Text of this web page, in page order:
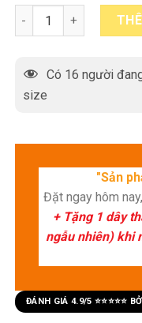
[size 39] Giày lười da
Có 16 người
size
"Sản
Đặt ngay hôm
+ Tặng 1 dây
ngẫu nhiên) khi
ĐÁNH GIÁ 4.9/5 ⭐⭐⭐⭐⭐